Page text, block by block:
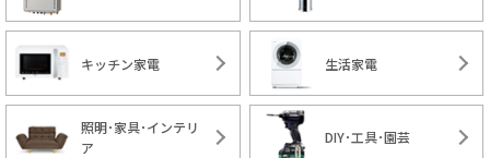
キッチン家電 生活家電
照明･家具･インテリ
ア
DIY･工具･園芸